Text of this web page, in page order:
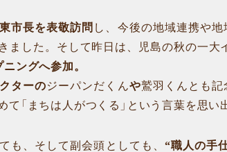
市長を表敬訪問 し、今後の地域連携や
ました。そして昨日は、児島の秋の一大
ングへ参加。
ターのジーパンだくんや鷲羽くんとも記
て「まちは人がつくる」という言葉を思い
も、そして副会頭としても、 “職人の手